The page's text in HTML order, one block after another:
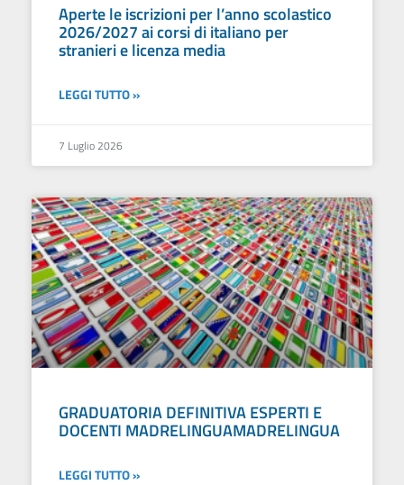
Aperte le iscrizioni per l’anno scolastico
2026/2027 ai corsi di italiano per
stranieri e licenza media
LEGGI TUTTO »
7 Luglio 2026
GRADUATORIA DEFINITIVA ESPERTI E
DOCENTI MADRELINGUAMADRELINGUA
LEGGI TUTTO »